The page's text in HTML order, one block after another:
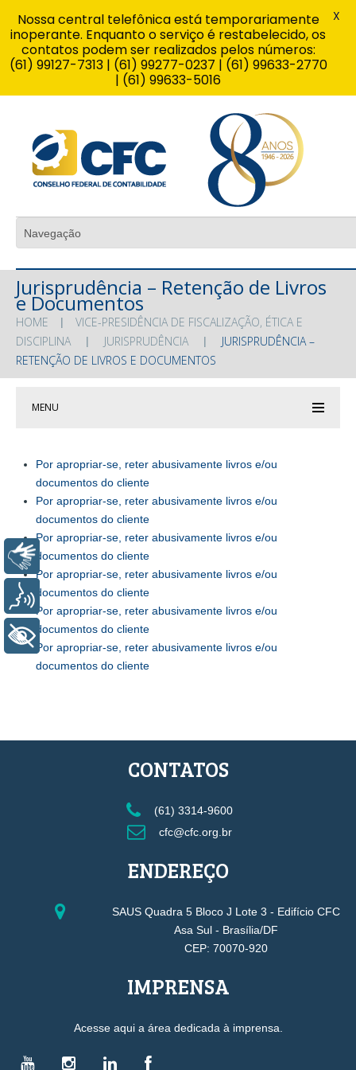
Jurisprudência – Retenção de Livros
e Documentos
HOME
VICE-PRESIDÊNCIA DE FISCALIZAÇÃO, ÉTICA E
DISCIPLINA
JURISPRUDÊNCIA
JURISPRUDÊNCIA –
RETENÇÃO DE LIVROS E DOCUMENTOS
MENU
Por apropriar-se, reter abusivamente livros e/ou
documentos do cliente
Por apropriar-se, reter abusivamente livros e/ou
documentos do cliente
Por apropriar-se, reter abusivamente livros e/ou
documentos do cliente
Por apropriar-se, reter abusivamente livros e/ou
documentos do cliente
Por apropriar-se, reter abusivamente livros e/ou
documentos do cliente
Por apropriar-se, reter abusivamente livros e/ou
documentos do cliente
CONTATOS
(61) 3314-9600
cfc@cfc.org.br
ENDEREÇO
SAUS Quadra 5 Bloco J Lote 3 - Edifício CFC
Asa Sul - Brasília/DF
CEP: 70070-920
IMPRENSA
Acesse aqui a área dedicada à imprensa.
Nossa central telefônica está temporariamente
inoperante. Enquanto o serviço é restabelecido, os
contatos podem ser realizados pelos números:
(61) 99127-7313 | (61) 99277-0237 | (61) 99633-2770
| (61) 99633-5016
X
Libras
Voz
+ Acessibilidade